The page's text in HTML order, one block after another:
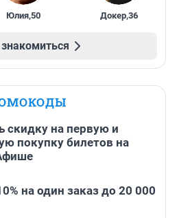
Юлия,50 Докер,36
скидку на первую и
покупку билетов на
на один заказ до 20 000